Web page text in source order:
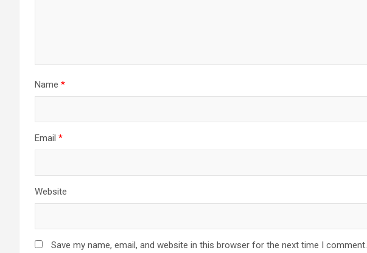
Name *
Email *
Website
Save my name, email, and website in this browser for the next time I comment.